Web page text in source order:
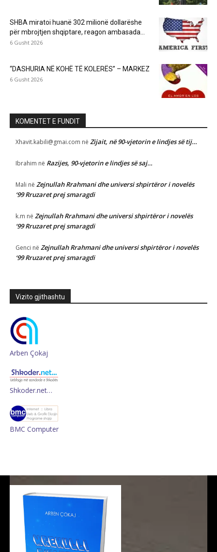
SHBA miratoi huanë 302 milionë dollarëshe
për mbrojtjen shqiptare, reagon ambasada...
6 Gusht 2026
“DASHURIA NË KOHË TË KOLERËS” – MARKEZ
6 Gusht 2026
KOMENTET E FUNDIT
Xhavit.kabili@gmai.com në Zijait, në 90-vjetorin e lindjes së tij…
Ibrahim në Razijes, 90-vjetorin e lindjes së saj…
Mali në Zejnullah Rrahmani dhe universi shpirtëror i novelës
‘99 Rruzaret prej smaragdi
k.m në Zejnullah Rrahmani dhe universi shpirtëror i novelës
‘99 Rruzaret prej smaragdi
Genci në Zejnullah Rrahmani dhe universi shpirtëror i novelës
‘99 Rruzaret prej smaragdi
Vizito gjithashtu
Arben Çokaj
Shkoder.net…
BMC Computer